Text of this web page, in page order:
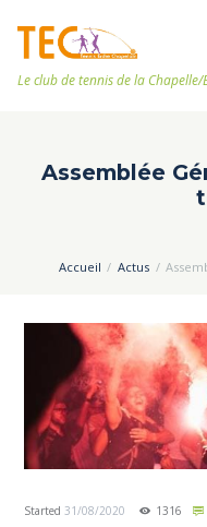
Le club de tennis de la Chapelle/
Assemblée
Accueil Actus
Started31/08/2020 1316